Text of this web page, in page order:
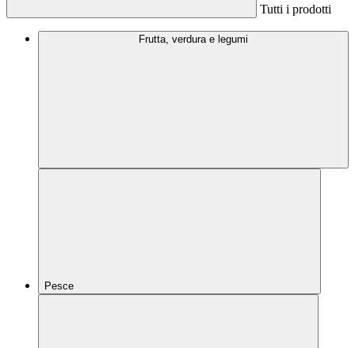
Tutti i prodotti
Frutta, verdura e legumi
Pesce